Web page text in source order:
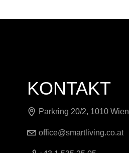
KONTAKT
Parkring 20/2, 1010 Wien
office@smartliving.co.at